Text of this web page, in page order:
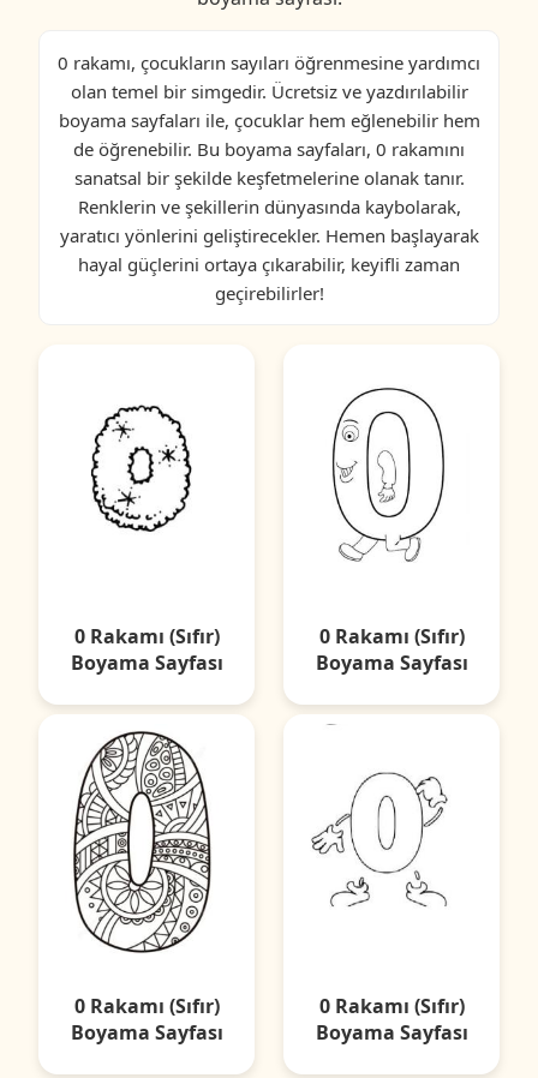
0 rakamı, çocukların sayıları öğrenmesine yardımcı
olan temel bir simgedir. Ücretsiz ve yazdırılabilir
boyama sayfaları ile, çocuklar hem eğlenebilir hem
de öğrenebilir. Bu boyama sayfaları, 0 rakamını
sanatsal bir şekilde keşfetmelerine olanak tanır.
Renklerin ve şekillerin dünyasında kaybolarak,
yaratıcı yönlerini geliştirecekler. Hemen başlayarak
hayal güçlerini ortaya çıkarabilir, keyifli zaman
geçirebilirler!
0 Rakamı (Sıfır)
Boyama Sayfası
0 Rakamı (Sıfır)
Boyama Sayfası
0 Rakamı (Sıfır)
Boyama Sayfası
0 Rakamı (Sıfır)
Boyama Sayfası